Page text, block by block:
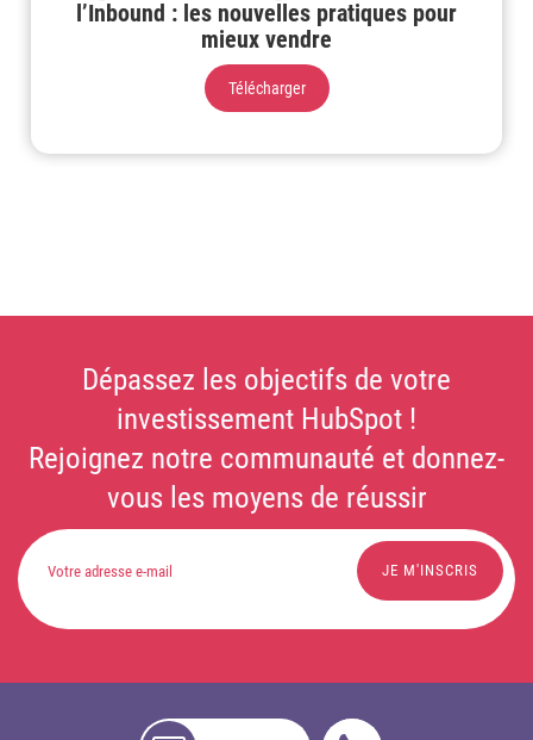
l’Inbound : les nouvelles pratiques pour
mieux vendre
Télécharger
Dépassez les objectifs de votre
investissement HubSpot !
Rejoignez notre communauté et donnez-
vous les moyens de réussir